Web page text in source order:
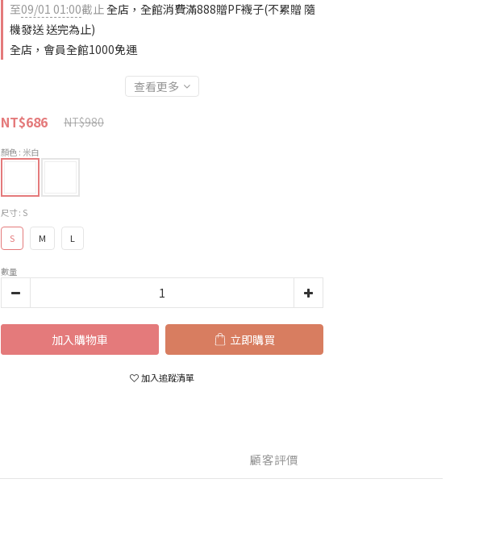
至09/01 01:00截止全店，全館消費滿888贈PF襪子(不累贈 隨
機發送 送完為止)
全店，會員全館1000免運
查看更多
NT$686 NT$980
顏色 : 米白
尺寸 : S
S M L
數量
加入購物車 立即購買
加入追蹤清單
顧客評價